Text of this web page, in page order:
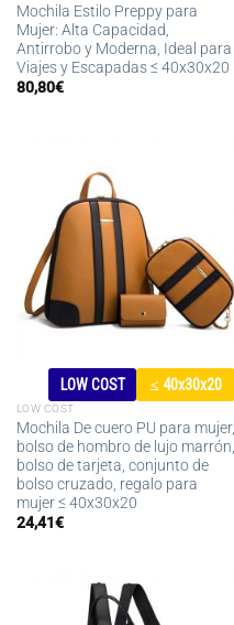
Mochila Estilo Preppy para
Mujer: Alta Capacidad,
Antirrobo y Moderna, Ideal para
Viajes y Escapadas ≤ 40x30x20
80,80€
LOW COST ≤ 40x30x20
LOW COST
Mochila De cuero PU para mujer,
bolso de hombro de lujo marrón,
bolso de tarjeta, conjunto de
bolso cruzado, regalo para
mujer ≤ 40x30x20
24,41€